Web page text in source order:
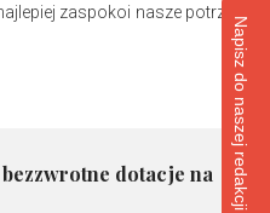
zaspokoi nasze potrzeby
dotacje na
Napisz do naszej redakcji